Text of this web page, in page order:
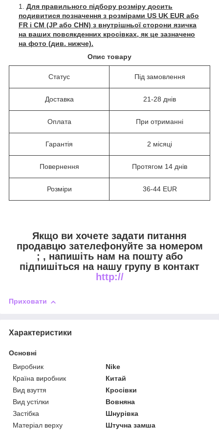
Для правильного підбору розміру досить
подивитися позначення з розмірами US UK EUR або
FR і СМ (JP або CHN) з внутрішньої сторони язичка
на ваших повсякденних кросівках, як це зазначено
на фото (див. нижче).
Опис товару
Статус Під замовлення
Доставка 21-28 днів
Оплата При отриманні
Гарантія 2 місяці
Повернення Протягом 14 днів
Розміри 36-44 EUR
Якщо ви хочете задати питання
продавцю зателефонуйте за номером
; , напишіть нам на пошту або
підпишіться на нашу групу в контакт
http://
Приховати
Характеристики
Основні
Виробник
Nike
Країна виробник
Китай
Вид взуття
Кросівки
Вид устілки
Вовняна
Застібка
Шнурівка
Матеріал верху
Штучна замша